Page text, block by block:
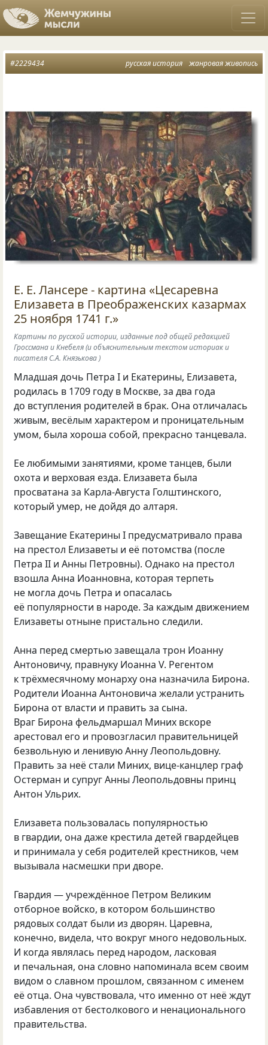
русская история жанровая живопись
#2229434
Е. Е. Лансере - картина «Цесаревна
Елизавета в Преображенских казармах
25 ноября 1741 г.»
Картины по русской истории, изданные под общей редакцией
Гроссмана и Кнебеля (и объяснительным текстом историак и
писателя С.А. Князькова )
Младшая дочь Петра I и Екатерины, Елизавета,
родилась в 1709 году в Москве, за два года
до вступления родителей в брак. Она отличалась
живым, весёлым характером и проницательным
умом, была хороша собой, прекрасно танцевала.
Ее любимыми занятиями, кроме танцев, были
охота и верховая езда. Елизавета была
просватана за Карла-Августа Голштинского,
который умер, не дойдя до алтаря.
Завещание Екатерины I предусматривало права
на престол Елизаветы и её потомства (после
Петра II и Анны Петровны). Однако на престол
взошла Анна Иоанновна, которая терпеть
не могла дочь Петра и опасалась
её популярности в народе. За каждым движением
Елизаветы отныне пристально следили.
Анна перед смертью завещала трон Иоанну
Антоновичу, правнуку Иоанна V. Регентом
к трёхмесячному монарху она назначила Бирона.
Родители Иоанна Антоновича желали устранить
Бирона от власти и править за сына.
Враг Бирона фельдмаршал Миних вскоре
арестовал его и провозгласил правительницей
безвольную и ленивую Анну Леопольдовну.
Править за неё стали Миних, вице-канцлер граф
Остерман и супруг Анны Леопольдовны принц
Антон Ульрих.
Елизавета пользовалась популярностью
в гвардии, она даже крестила детей гвардейцев
и принимала у себя родителей крестников, чем
вызывала насмешки при дворе.
Гвардия — учреждённое Петром Великим
отборное войско, в котором большинство
рядовых солдат были из дворян. Царевна,
конечно, видела, что вокруг много недовольных.
И когда являлась перед народом, ласковая
и печальная, она словно напоминала всем своим
видом о славном прошлом, связанном с именем
её отца. Она чувствовала, что именно от неё ждут
избавления от бестолкового и ненационального
правительства.